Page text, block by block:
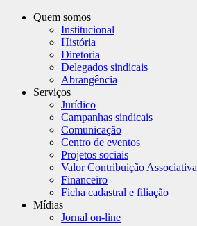
Quem somos
Institucional
História
Diretoria
Delegados sindicais
Abrangência
Serviços
Jurídico
Campanhas sindicais
Comunicação
Centro de eventos
Projetos sociais
Valor Contribuição Associativa
Financeiro
Ficha cadastral e filiação
Mídias
Jornal on-line